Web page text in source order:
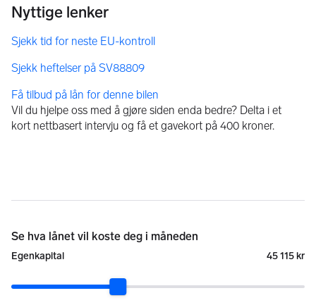
Få tilbud på lån for denne bilen
Vil du hjelpe oss med å gjøre siden enda bedre? Delta i et
kort nettbasert intervju og få et gavekort på 400 kroner.